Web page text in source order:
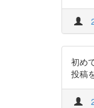
初め
投稿